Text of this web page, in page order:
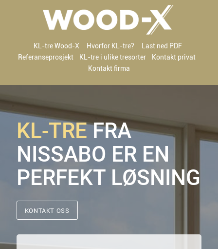
KL-tre Wood-X Hvorfor KL-tre?
Last ned PDF
Referanseprosjekt
KL-tre i ulike tresorter
Kontakt privat
Kontakt firma
KL-TREFRA
NISSABO ER EN
PERFEKT LØSNING
KONTAKT OSS